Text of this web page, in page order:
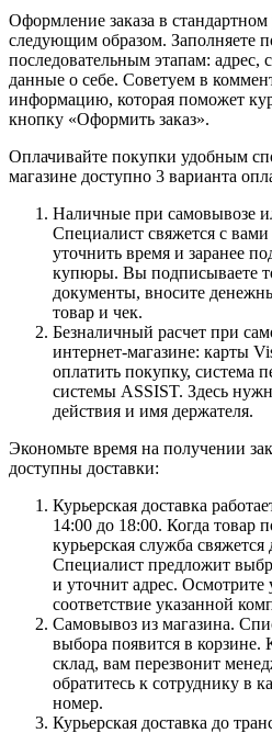
Оформление заказа в
следующим образом. Заполняете
последовательным этапам: адрес,
данные о себе. Советуем в
информацию, которая поможет
кнопку «Оформить заказ».
Оплачивайте покупки удобным
магазине доступно 3 варианта
Наличные при самовывозе
Специалист свяжется с
уточнить время и заранее
купюры. Вы подписываете
документы, вносите
товар и чек.
Безналичный расчет при
интернет-магазине: карты
оплатить покупку, система
системы ASSIST. Здесь
действия и имя держателя.
Экономьте время на получении
доступны доставки:
Курьерская доставка
14:00 до 18:00. Когда товар
курьерская служба свяжется
Специалист предложит
и уточнит адрес. Осмотрите
соответствие указанной
Самовывоз из магазина.
выбора появится в корзине.
склад, вам перезвонит
обратитесь к сотруднику в
номер.
Курьерская доставка до